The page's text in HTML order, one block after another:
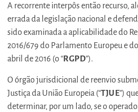
A recorrente interpôs então recurso,
errada da legislação nacional e
sido examinada a aplicabilidade do
2016/679 do Parlamento Europeu e
abril de 2016 (o “RGPD”).
O órgão jurisdicional de reenvio
Justiça da União Europeia (“TJUE”)
determinar, por um lado, se o